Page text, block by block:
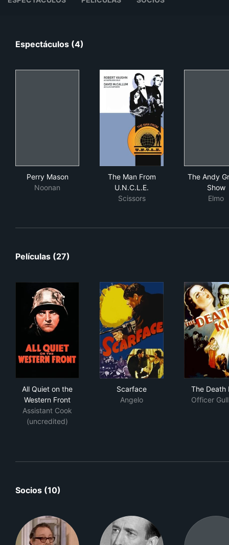
Espectáculos (4)
Perry Mason
Noonan
The Man From
U.N.C.L.E.
Scissors
The Andy
Show
Elmo
Películas (27)
All Quiet on the
Western Front
Assistant Cook
(uncredited)
Scarface
Angelo
The Death
Officer
Socios (10)